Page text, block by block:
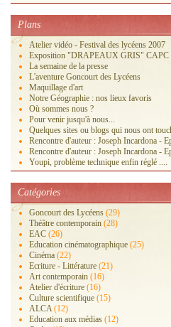
Plans
Atelier vidéo - Festival des lycéens 2007
Exposition "DRAPEAUX GRIS" CAPC
La semaine de la presse
L'aventure Goncourt des Lycéens
Maquillage d'art
Notre Géographie : nos lieux favoris
Où sommes nous ?
Pour venir jusqu'à nous...
Quelques sites ou blogs qui nous ont
Rencontre d'auteur : Joseph Incardona -
Rencontre d'auteur : Joseph Incardona -
Youpi, problème technique enfin réglé ....
Catégories
Goncourt des Lycéens (29)
Théâtre contemporain (28)
EAC (26)
Education cinématographique (25)
Cinéma (22)
Ecriture - Littérature (21)
Art contemporain (16)
Atelier d'écriture (16)
Culture scientifique (15)
ALCA(12)
Education aux médias (12)